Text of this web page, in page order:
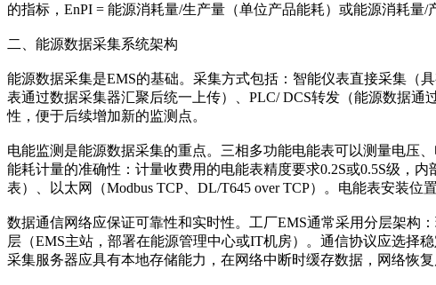
的指标，EnPI = 能源消耗量/生产量（单位产品能耗）或能源消耗量/
二、能源数据采集系统架构
能源数据采集是EMS的基础。采集方式包括：智能仪表直接采集（
表通过数据采集器汇聚后统一上传）、PLC/ DCS转发（能源数据
性，便于后续增加新的监测点。
电能监测是能源数据采集的重点。三相多功能电能表可以测量电压
能耗计量的准确性：计量收费用的电能表精度要求0.2S或0.5S级，
表）、以太网（Modbus TCP、DL/T645 over TCP）。电能表安装
数据通信网络应保证可靠性和实时性。工厂EMS通常采用分层架构
层（EMS主站，部署在能源管理中心或IT机房）。通信协议应选择
采集服务器应具有本地存储能力，在网络中断时缓存数据，网络恢